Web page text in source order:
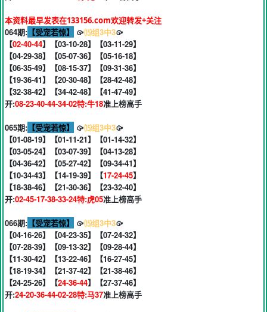
本资料最早发表在133156.com欢迎转发+关注
064期: 【受宠若惊】 🥠⒂组3中3🥠
【02-40-44】【03-10-28】【03-11-29】
【04-29-38】【05-07-36】【05-16-18】
【06-35-49】【08-15-37】【09-31-36】
【19-36-41】【20-30-48】【28-42-48】
【32-38-42】【34-42-48】【41-47-49】
开:08-23-40-44-34-02特:牛18准上榜高手
065期: 【受宠若惊】 🥠⒂组3中3🥠
【01-08-19】【01-11-21】【01-14-32】
【03-05-24】【03-07-39】【04-13-28】
【04-36-42】【05-27-42】【09-34-41】
【10-34-43】【14-19-39】【17-24-45】
【18-38-46】【21-30-36】【23-32-40】
开:02-45-17-38-33-24特:虎05准上榜高手
066期: 【受宠若惊】 🥠⒂组3中3🥠
【04-16-26】【04-23-35】【07-24-32】
【07-28-39】【09-13-32】【09-28-44】
【11-30-42】【13-22-46】【16-27-45】
【18-19-34】【21-37-42】【21-38-46】
【24-25-26】【24-36-44】【27-37-46】
开:24-20-36-44-02-28特:马37准上榜高手